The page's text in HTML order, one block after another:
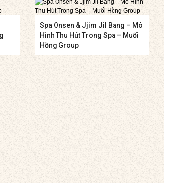
Spa Onsen & Jjim Jil Bang – Mô
Hình Thu Hút Trong Spa – Muối
Hồng Group